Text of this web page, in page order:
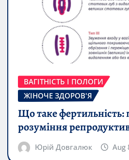
ВАГІТНІСТЬ І ПОЛОГИ
ЖІНОЧЕ ЗДОРОВ'Я
Що таке фертильність:
розуміння
Юрій Довгалюк Aug